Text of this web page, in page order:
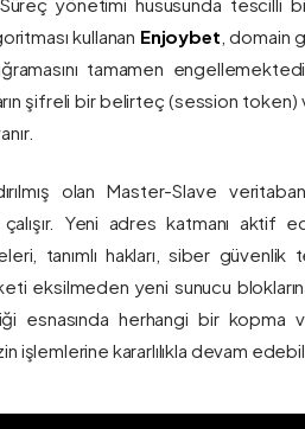
kullanan Enjoybet , domain
tamamen
şifreli bir belirteç (session token)
olan Master-Slave
Yeni adres katmanı aktif
tanımlı hakları, siber
eksilmeden yeni sunucu
esnasında herhangi bir
işlemlerine kararlılıkla devam